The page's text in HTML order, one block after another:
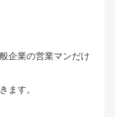
企業の営業マンだけ
ます。